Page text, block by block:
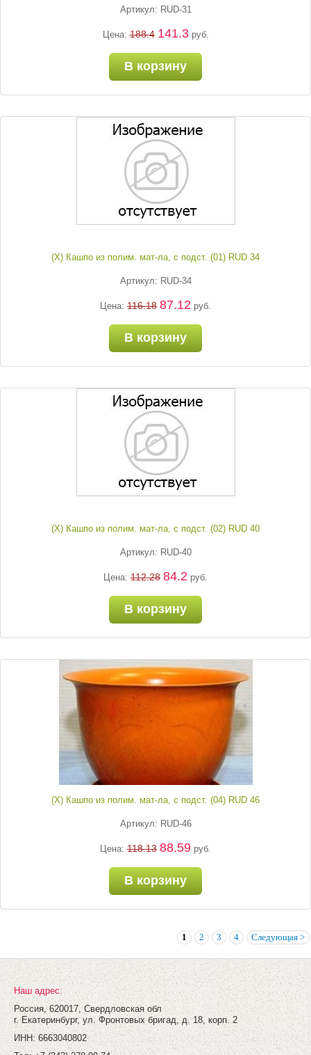
Артикул: RUD-31
Цена:188.4 141.3руб.
В корзину
(Х) Кашпо из полим. мат-ла, с подст. (01) RUD 34
Артикул: RUD-34
Цена: 116.18 87.12 руб.
В корзину
(Х) Кашпо из полим. мат-ла, с подст. (02) RUD 40
Артикул: RUD-40
Цена: 112.28 84.2 руб.
В корзину
(Х) Кашпо из полим. мат-ла, с подст. (04) RUD 46
Артикул: RUD-46
Цена: 118.13 88.59 руб.
В корзину
1 2 3 4 Следующая >
Наш адрес:
Россия, 620017, Свердловская обл
г. Екатеринбург, ул. Фронтовых бригад, д. 18, корп. 2
ИНН: 6663040802